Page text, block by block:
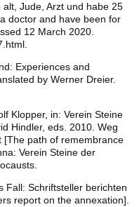
Jude, Arzt und habe 25
doctor and have been for
12 March 2020.
Experiences and
by Werner Dreier.
Klopper, in: Verein Steine
Hindler, eds. 2010. Weg
[The path of remembrance
Verein Steine der
Fall: Schriftsteller berichten
report on the annexation].